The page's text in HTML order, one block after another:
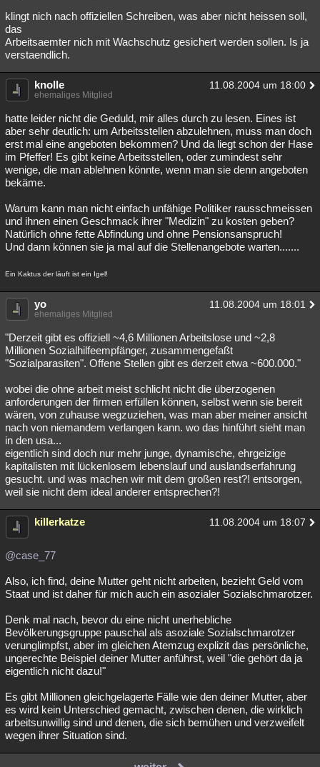
klingt nich nach offiziellen Schreiben, was aber nicht heissen soll,
das
Arbeitsaemter nich mit Wachschutz gesichert werden sollen. Is ja
verstaendlich.
knolle 11.08.2004 um 18:00
ehemaliges Mitglied
hatte leider nicht die Geduld, mir alles durch zu lesen. Eines ist
aber sehr deutlich: um Arbeitsstellen abzulehnen, muss man doch
erst mal eine angeboten bekommen? Und da liegt schon der Hase
im Pfeffer! Es gibt keine Arbeitsstellen, oder zumindest sehr
wenige, die man ablehnen könnte, wenn man sie denn angeboten
bekäme.
Warum kann man nicht einfach unfähige Politiker rausschmeissen
und ihnen einen Geschmack ihrer "Medizin" zu kosten geben?
Natürlich ohne fette Abfindung und ohne Pensionsanspruch!
Und dann können sie ja mal auf die Stellenangebote warten.......
Ein Kaktus der läuft ist ein Igel!
yo 11.08.2004 um 18:01
ehemaliges Mitglied
"Derzeit gibt es offiziell ~4,6 Millionen Arbeitslose und ~2,8
Millionen Sozialhilfeempfänger, zusammengefaßt
"Sozialparasiten". Offene Stellen gibt es derzeit etwa ~600.000."
wobei die ohne arbeit meist schlicht nicht die überzogenen
anforderungen der firmen erfüllen können, selbst wenn sie bereit
wären, von zuhause wegzuziehen, was man aber meiner ansicht
nach von niemandem verlangen kann. wo das hinführt sieht man
in den usa...
eigentlich sind doch nur mehr junge, dynamische, ehrgeizige
kapitalisten mit lückenlosem lebenslauf und auslandserfahrung
gesucht. und was machen wir mit dem großen rest?! entsorgen,
weil sie nicht dem ideal anderer entsprechen?!
killerkatze 11.08.2004 um 18:07
@case_77
Also, ich find, deine Mutter geht nicht arbeiten, bezieht Geld vom
Staat und ist daher für mich auch ein asozialer Sozialschmarotzer.
Denk mal nach, bevor du eine nicht unerhebliche
Bevölkerungsgruppe pauschal als asoziale Sozialschmarotzer
verunglimpfst, aber im gleichen Atemzug explizit das persönliche,
ungerechte Beispiel deiner Mutter anführst, weil "die gehört da ja
eigentlich nicht dazu!"
Es gibt Millionen gleichgelagerte Fälle wie den deiner Mutter, aber
es wird kein Unterschied gemacht, zwischen denen, die wirklich
arbeitsunwillig sind und denen, die sich bemühen und verzweifelt
wegen ihrer Situation sind.